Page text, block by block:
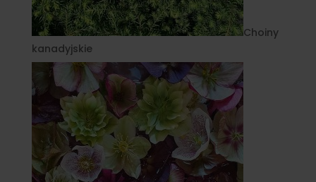
Choiny
kanadyjskie